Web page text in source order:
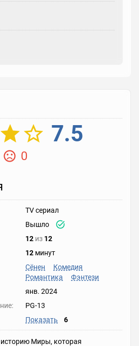
7.5
0
TV сериал
Вышло
12 из 12
12 минут
Сёнен
Комедия
Романтика
Фэнтези
янв. 2024
PG-13
Показать 6
Миры, которая